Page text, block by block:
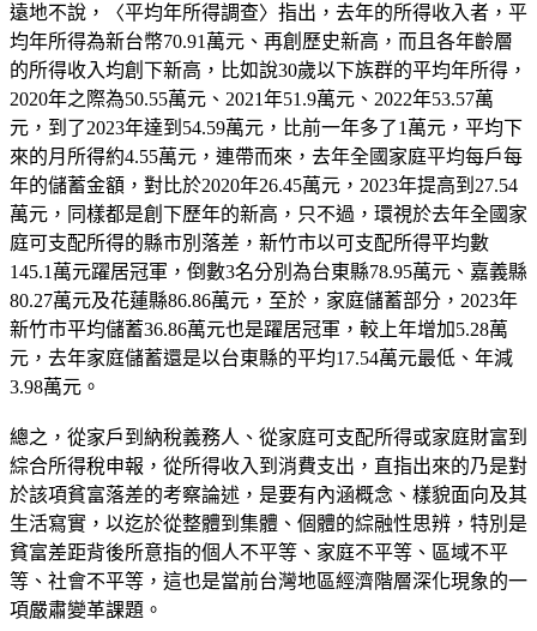
遠地不說，〈平均年所得調查〉指出，去年的所得收入者，平
均年所得為新台幣70.91萬元、再創歷史新高，而且各年齡層
的所得收入均創下新高，比如說30歲以下族群的平均年所得，
2020年之際為50.55萬元、2021年51.9萬元、2022年53.57萬
元，到了2023年達到54.59萬元，比前一年多了1萬元，平均下
來的月所得約4.55萬元，連帶而來，去年全國家庭平均每戶每
年的儲蓄金額，對比於2020年26.45萬元，2023年提高到27.54
萬元，同樣都是創下歷年的新高，只不過，環視於去年全國家
庭可支配所得的縣市別落差，新竹市以可支配所得平均數
145.1萬元躍居冠軍，倒數3名分別為台東縣78.95萬元、嘉義縣
80.27萬元及花蓮縣86.86萬元，至於，家庭儲蓄部分，2023年
新竹市平均儲蓄36.86萬元也是躍居冠軍，較上年增加5.28萬
元，去年家庭儲蓄還是以台東縣的平均17.54萬元最低、年減
3.98萬元。
總之，從家戶到納稅義務人、從家庭可支配所得或家庭財富到
綜合所得稅申報，從所得收入到消費支出，直指出來的乃是對
於該項貧富落差的考察論述，是要有內涵概念、樣貌面向及其
生活寫實，以迄於從整體到集體、個體的綜融性思辨，特別是
貧富差距背後所意指的個人不平等、家庭不平等、區域不平
等、社會不平等，這也是當前台灣地區經濟階層深化現象的一
項嚴肅變革課題。